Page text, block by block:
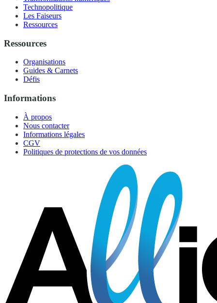
Technopolitique
Les Faiseurs
Ressources
Ressources
Organisations
Guides & Carnets
Défis
Informations
À propos
Nous contacter
Informations légales
CGV
Politiques de protections de vos données